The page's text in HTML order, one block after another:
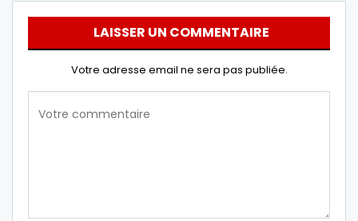
LAISSER UN COMMENTAIRE
Votre adresse email ne sera pas publiée.